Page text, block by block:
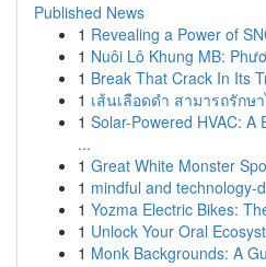
Published News
1 Revealing a Power of
1 Nuôi Lô Khung MB:
1 Break That Crack In Its
1 เส้นเลือดดำ สามารถรัก
1 Solar-Powered HVAC:
...
1 Great White Monster
1 mindful and technology-
1 Yozma Electric Bikes:
1 Unlock Your Oral
1 Monk Backgrounds: A